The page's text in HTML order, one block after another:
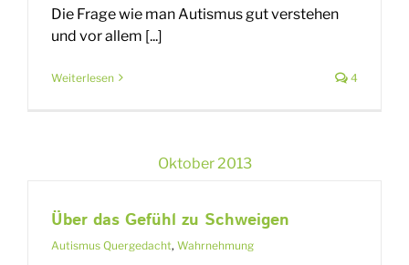
Die Frage wie man Autismus gut verstehen
und vor allem [...]
Weiterlesen 4
Oktober 2013
Über das Gefühl zu Schweigen
Autismus Quergedacht, Wahrnehmung